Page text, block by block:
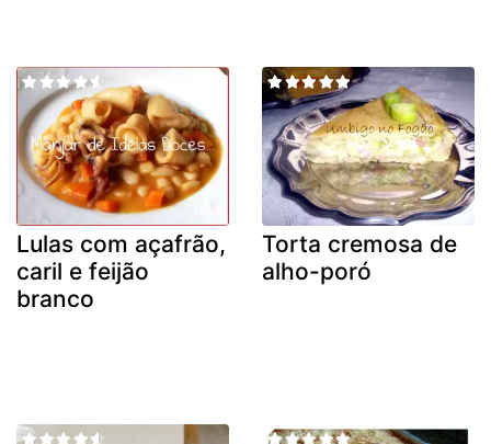
Lulas com açafrão,
caril e feijão
branco
Torta cremosa de
alho-poró